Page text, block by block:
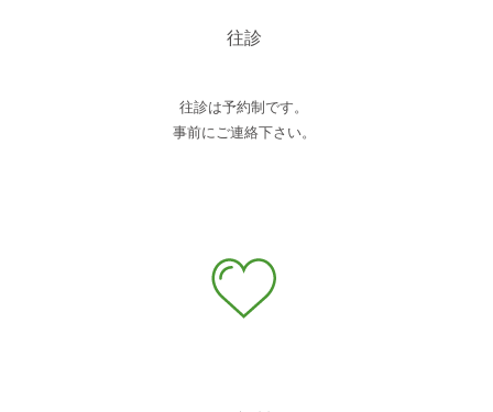
往診
往診は予約制です。
事前にご連絡下さい。